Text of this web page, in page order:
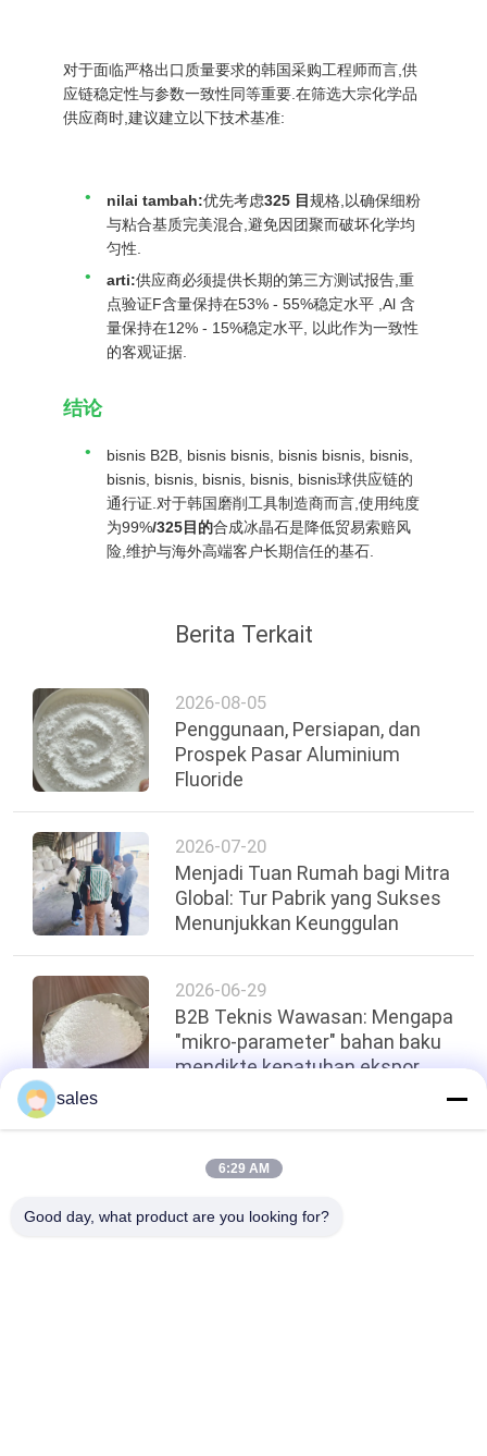
对于面临严格出口质量要求的韩国采购工程师而言,供
应链稳定性与参数一致性同等重要.在筛选大宗化学品
供应商时,建议建立以下技术基准:
nilai tambah:优先考虑325 目规格,以确保细粉
与粘合基质完美混合,避免因团聚而破坏化学均
匀性.
arti:供应商必须提供长期的第三方测试报告,重
点验证F含量保持在53% - 55%稳定水平 ,Al 含
量保持在12% - 15%稳定水平, 以此作为一致性
的客观证据.
结论
bisnis B2B, bisnis bisnis, bisnis bisnis, bisnis,
bisnis, bisnis, bisnis, bisnis, bisnis球供应链的
通行证.对于韩国磨削工具制造商而言,使用纯度
为99%/325目的合成冰晶石是降低贸易索赔风
险,维护与海外高端客户长期信任的基石.
Berita Terkait
2026-08-05
Penggunaan, Persiapan, dan
Prospek Pasar Aluminium
Fluoride
2026-07-20
Menjadi Tuan Rumah bagi Mitra
Global: Tur Pabrik yang Sukses
Menunjukkan Keunggulan
2026-06-29
B2B Teknis Wawasan: Mengapa
"mikro-parameter" bahan baku
mendikte kepatuhan ekspor
Atas
sales
6:29 AM
Good day, what product are you looking for?